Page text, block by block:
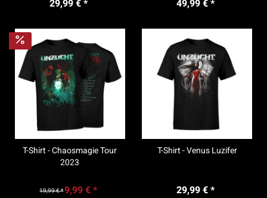
29,99 € * 49,99 € *
T-Shirt - Chaosmagie Tour
2023
19,99 € *9,99 € *
T-Shirt - Venus Luzifer
29,99 € *